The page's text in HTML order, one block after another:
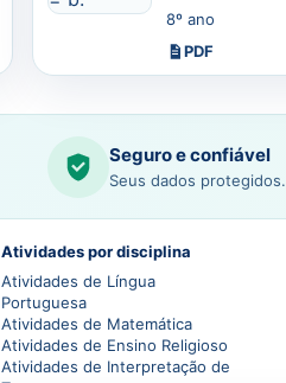
8º ano
PDF
Seguro e confiável
Seus dados protegidos.
Atividades por disciplina
Atividades de Língua
Portuguesa
Atividades de Matemática
Atividades de Ensino Religioso
Atividades de Interpretação de